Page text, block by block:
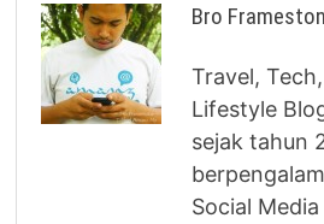
Bro
Travel,
Lifestyle
sejak tahun
Social